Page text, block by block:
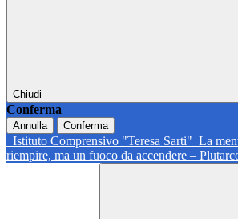
Chiudi
Conferma
Annulla Conferma
Istituto Comprensivo "Teresa Sarti" La
riempire, ma un fuoco da accendere –